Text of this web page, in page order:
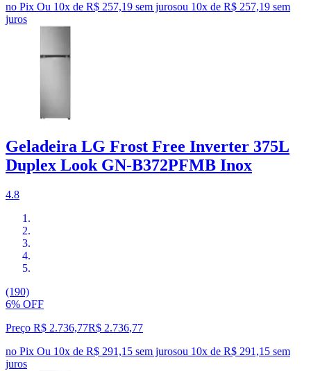
no Pix Ou 10x de R$ 257,19 sem jurosou 10x de R$ 257,19 sem
juros
Geladeira LG Frost Free Inverter 375L
Duplex Look GN-B372PFMB Inox
4.8
(190)
6% OFF
Preço R$ 2.736,77R$ 2.736,77
no Pix Ou 10x de R$ 291,15 sem jurosou 10x de R$ 291,15 sem
juros